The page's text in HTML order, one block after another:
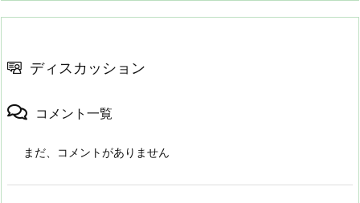
ディスカッション
コメント一覧
まだ、コメントがありません